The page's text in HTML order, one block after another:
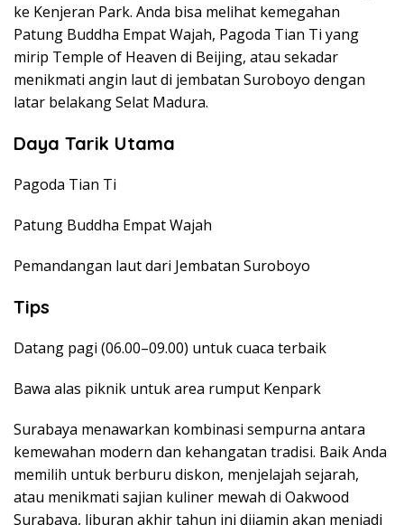
ke Kenjeran Park. Anda bisa melihat kemegahan
Patung Buddha Empat Wajah, Pagoda Tian Ti yang
mirip Temple of Heaven di Beijing, atau sekadar
menikmati angin laut di jembatan Suroboyo dengan
latar belakang Selat Madura.
Daya Tarik Utama
Pagoda Tian Ti
Patung Buddha Empat Wajah
Pemandangan laut dari Jembatan Suroboyo
Tips
Datang pagi (06.00–09.00) untuk cuaca terbaik
Bawa alas piknik untuk area rumput Kenpark
Surabaya menawarkan kombinasi sempurna antara
kemewahan modern dan kehangatan tradisi. Baik Anda
memilih untuk berburu diskon, menjelajah sejarah,
atau menikmati sajian kuliner mewah di Oakwood
Surabaya, liburan akhir tahun ini dijamin akan menjadi